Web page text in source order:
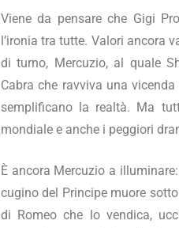
Viene da pensare che Gigi
l’ironia tra tutte. Valori ancora
di turno, Mercuzio, al quale
Cabra che ravviva una
semplificano la realtà. Ma
mondiale e anche i peggiori
È ancora Mercuzio a
cugino del Principe muore
di Romeo che lo vendica,